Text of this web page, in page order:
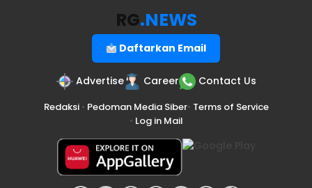
RG.NEWS
Daftarkan Email
Advertise Career Contact Us
Redaksi• Pedoman Media Siber• Terms of Service
• Log in Mail